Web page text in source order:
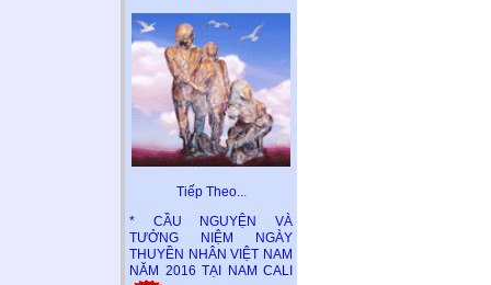
Tiếp Theo...
* CẦU NGUYỆN VÀ
TƯỞNG NIỆM NGÀY
THUYỀN NHÂN VIỆT NAM
NĂM 2016 TẠI NAM CALI